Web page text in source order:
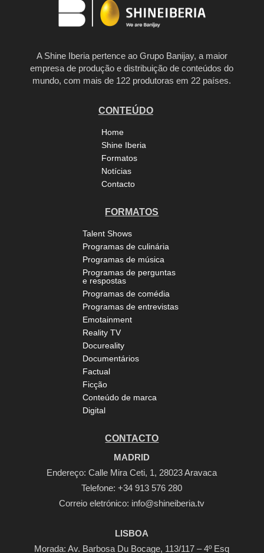
A Shine Iberia pertence ao Grupo Banijay, a maior
empresa de produção e distribuição de conteúdos do
mundo, com mais de 122 produtoras em 22 países.
CONTEÚDO
Home
Shine Iberia
Formatos
Notícias
Contacto
FORMATOS
Talent Shows
Programas de culinária
Programas de música
Programas de perguntas
e respostas
Programas de comédia
Programas de entrevistas
Emotainment
Reality TV
Docureality
Documentários
Factual
Ficção
Conteúdo de marca
Digital
CONTACTO
MADRID
Endereço: Calle Mira Ceti, 1, 28023 Aravaca
Telefone:+34 913 576 280
Correio eletrónico: info@shineiberia.tv
LISBOA
Morada: Av. Barbosa Du Bocage, 113/117 – 4º Esq